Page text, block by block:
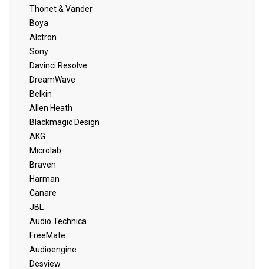
Thonet & Vander
Boya
Alctron
Sony
Davinci Resolve
DreamWave
Belkin
Allen Heath
Blackmagic Design
AKG
Microlab
Braven
Harman
Canare
JBL
Audio Technica
FreeMate
Audioengine
Desview